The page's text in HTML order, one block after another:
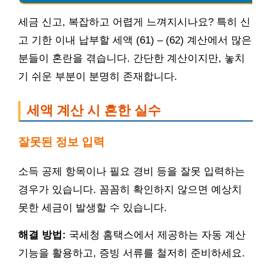
세금 신고, 복잡하고 어렵게 느껴지시나요? 특히 신
고 기한 이내 납부할 세액 (61) – (62) 계산에서 많은
분들이 혼란을 겪습니다. 간단한 계산이지만, 놓치
기 쉬운 부분이 분명히 존재합니다.
세액 계산 시 흔한 실수
잘못된 정보 입력
소득 공제 항목이나 필요 경비 등을 잘못 입력하는
경우가 있습니다. 꼼꼼히 확인하지 않으면 예상치
못한 세금이 발생할 수 있습니다.
해결 방법: 국세청 홈택스에서 제공하는 자동 계산
기능을 활용하고, 증빙 서류를 철저히 준비하세요.